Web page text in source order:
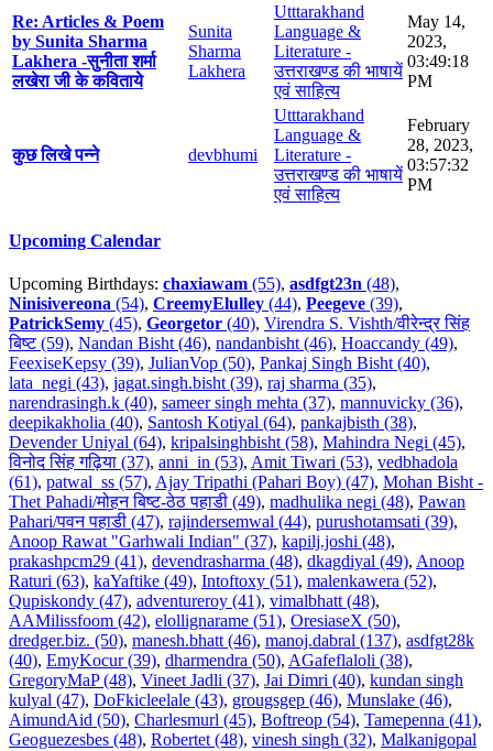
Re: Articles & Poem
by Sunita Sharma
Lakhera -सुनीता शर्मा
लखेरा जी के कविताये
Sunita
Sharma
Lakhera
Utttarakhand
Language &
Literature -
उत्तराखण्ड की भाषायें
एवं साहित्य
May 14,
2023,
03:49:18
PM
कुछ लिखे पन्ने devbhumi
Utttarakhand
Language &
Literature -
उत्तराखण्ड की भाषायें
एवं साहित्य
February
28, 2023,
03:57:32
PM
Upcoming Calendar
Upcoming Birthdays: chaxiawam (55), asdfgt23n (48),
Ninisivereona (54), CreemyElulley (44), Peegeve (39),
PatrickSemy (45), Georgetor (40), Virendra S. Vishth/वीरेन्द्र सिंह
बिष्ट (59), Nandan Bisht (46), nandanbisht (46), Hoaccandy (49),
FeexiseKepsy (39), JulianVop (50), Pankaj Singh Bisht (40),
lata_negi (43), jagat.singh.bisht (39), raj sharma (35),
narendrasingh.k (40), sameer singh mehta (37), mannuvicky (36),
deepikakholia (40), Santosh Kotiyal (64), pankajbisth (38),
Devender Uniyal (64), kripalsinghbisht (58), Mahindra Negi (45),
विनोद सिंह गढ़िया (37), anni_in (53), Amit Tiwari (53), vedbhadola
(61), patwal_ss (57), Ajay Tripathi (Pahari Boy) (47), Mohan Bisht -
Thet Pahadi/मोहन बिष्ट-ठेठ पहाडी (49), madhulika negi (48), Pawan
Pahari/पवन पहाडी (47), rajindersemwal (44), purushotamsati (39),
Anoop Rawat "Garhwali Indian" (37), kapilj.joshi (48),
prakashpcm29 (41), devendrasharma (48), dkagdiyal (49), Anoop
Raturi (63), kaYaftike (49), Intoftoxy (51), malenkawera (52),
Qupiskondy (47), adventureroy (41), vimalbhatt (48),
AAMilissfoom (42), elollignarame (51), OresiaseX (50),
dredger.biz. (50), manesh.bhatt (46), manoj.dabral (137), asdfgt28k
(40), EmyKocur (39), dharmendra (50), AGafeflaloli (38),
GregoryMaP (48), Vineet Jadli (37), Jai Dimri (40), kundan singh
kulyal (47), DoFkicleelale (43), grougsgep (46), Munslake (46),
AimundAid (50), Charlesmurl (45), Boftreop (54), Tamepenna (41),
Geoguezesbes (48), Robertet (48), vinesh singh (32), Malkanigopal